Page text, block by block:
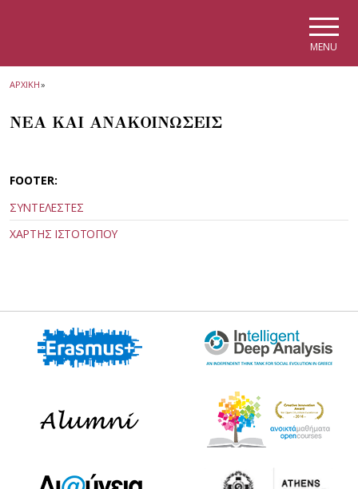
MENU
ΑΡΧΙΚΗ»
ΝΕΑ ΚΑΙ ΑΝΑΚΟΙΝΩΣΕΙΣ
FOOTER:
ΣΥΝΤΕΛΕΣΤΕΣ
ΧΑΡΤΗΣ ΙΣΤΟΤΟΠΟΥ